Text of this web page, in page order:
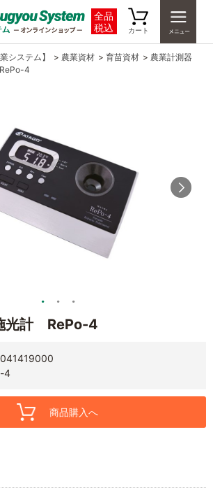
全品
税込
カート
システム】 > 農業資材 > 育苗資材 > 農業計測器
4
光計 RePo-4
4
商品購入へ